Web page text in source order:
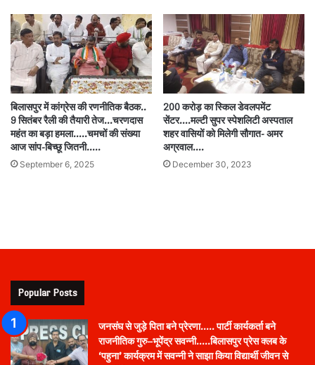
बिलासपुर में कांग्रेस की रणनीतिक बैठक..
9 सितंबर रैली की तैयारी तेज…चरणदास
महंत का बड़ा हमला…..चमचों की संख्या
आज सांप-बिच्छू जितनी…..
September 6, 2025
200 करोड़ का स्किल डेवलपमेंट
सेंटर….मल्टी सुपर स्पेशलिटी अस्पताल
शहर वासियों को मिलेगी सौगात- अमर
अग्रवाल….
December 30, 2023
Popular Posts
जनसंघ से जुड़े पिता बने प्रेरणा….. पार्टी कार्यकर्ता बने
राजनीतिक गुरु–भूपेंद्र सवन्नी…..बिलासपुर प्रेस क्लब के
‘पहुना’ कार्यक्रम में सवन्नी ने साझा किया विद्यार्थी जीवन से